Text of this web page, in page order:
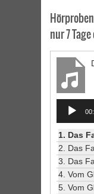
nur 7
Audio
Player
1. Das
2. Das
3. Das
4. Vom Glück
5. Vom Glück